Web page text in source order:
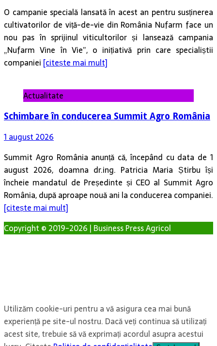
O campanie specială lansată în acest an pentru susținerea
cultivatorilor de viță-de-vie din România Nufarm face un
nou pas în sprijinul viticultorilor și lansează campania
„Nufarm Vine în Vie”, o inițiativă prin care specialiștii
companiei [citește mai mult]
Actualitate
Schimbare în conducerea Summit Agro România
1 august 2026
Summit Agro România anunță că, începând cu data de 1
august 2026, doamna dr.ing. Patricia Maria Știrbu își
încheie mandatul de Președinte și CEO al Summit Agro
România, după aproape nouă ani la conducerea companiei.
[citește mai mult]
Copyright © 2019-2026 | Business Press Agricol
Utilizăm cookie-uri pentru a vă asigura cea mai bună
experiență pe site-ul nostru. Dacă veți continua să utilizați
acest site, trebuie să vă exprimați acordul asupra acestui